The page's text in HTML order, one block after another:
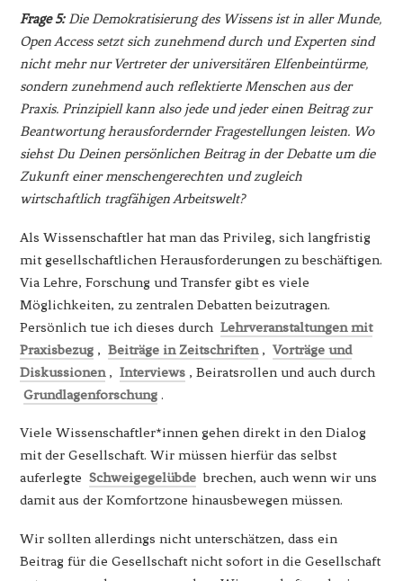
Frage 5:Die Demokratisierung des Wissens ist in aller Munde,
Open Access setzt sich zunehmend durch und Experten sind
nicht mehr nur Vertreter der universitären Elfenbeintürme,
sondern zunehmend auch reflektierte Menschen aus der
Praxis. Prinzipiell kann also jede und jeder einen Beitrag zur
Beantwortung herausfordernder Fragestellungen leisten. Wo
siehst Du Deinen persönlichen Beitrag in der Debatte um die
Zukunft einer menschengerechten und zugleich
wirtschaftlich tragfähigen Arbeitswelt?
Als Wissenschaftler hat man das Privileg, sich langfristig
mit gesellschaftlichen Herausforderungen zu beschäftigen.
Via Lehre, Forschung und Transfer gibt es viele
Möglichkeiten, zu zentralen Debatten beizutragen.
Persönlich tue ich dieses durch Lehrveranstaltungen mit
Praxisbezug , Beiträge in Zeitschriften , Vorträge und
Diskussionen , Interviews , Beiratsrollen und auch durch
Grundlagenforschung .
Viele Wissenschaftler*innen gehen direkt in den Dialog
mit der Gesellschaft. Wir müssen hierfür das selbst
auferlegte Schweigegelübde brechen, auch wenn wir uns
damit aus der Komfortzone hinausbewegen müssen.
Wir sollten allerdings nicht unterschätzen, dass ein
Beitrag für die Gesellschaft nicht sofort in die Gesellschaft